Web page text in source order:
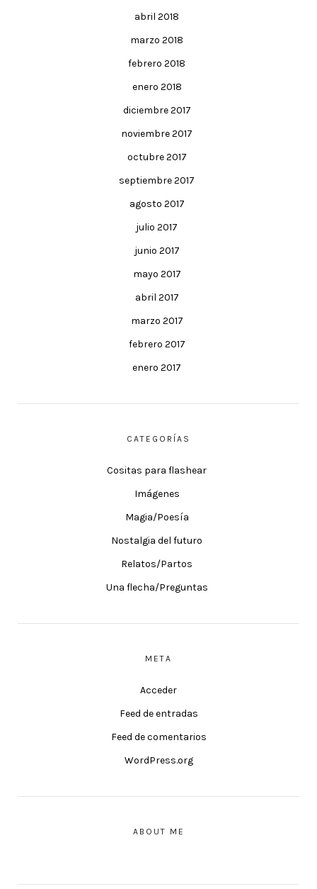
abril 2018
marzo 2018
febrero 2018
enero 2018
diciembre 2017
noviembre 2017
octubre 2017
septiembre 2017
agosto 2017
julio 2017
junio 2017
mayo 2017
abril 2017
marzo 2017
febrero 2017
enero 2017
CATEGORÍAS
Cositas para flashear
Imágenes
Magia/Poesía
Nostalgia del futuro
Relatos/Partos
Una flecha/Preguntas
META
Acceder
Feed de entradas
Feed de comentarios
WordPress.org
ABOUT ME